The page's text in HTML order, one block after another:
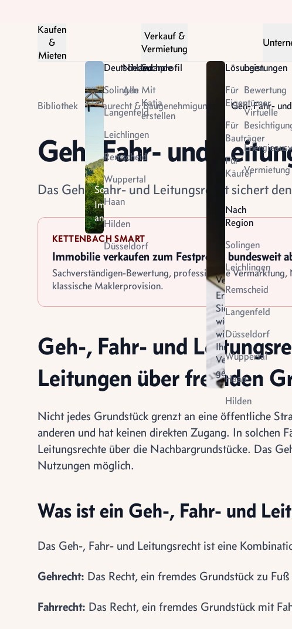
Kaufen
&
Mieten
Solingen
Immobilien
ansehen
Niederlande
Das
Land
der
Tulpen
entdecken
Deutschland
Solingen
Langenfeld
Leichlingen
Remscheid
Wuppertal
Haan
Hilden
Düsseldorf
Niederlande
Alle
Suchprofil
Mit
Katja
erstellen
Verkauf &
Vermietung
Verkauf
Erfahren
Sie
wie
wir
Ihren
Verkauf
gestalten
Vermietung
Virtuelle
Besichtigung
Lösungen
Für
Eigentümer
Für
Bauträger
Für
Käufer
Nach
Region
Solingen
Leichlingen
Remscheid
Langenfeld
Düsseldorf
Wuppertal
Haan
Hilden
Leistungen
Bewertung
Virtuelle
Vermietung
Bibliothek Baurecht & Baugenehmigung Geh- Fahr-
Geh- Fahr- und
Das Geh-, Fahr- und Leitungsrecht sichert
KETTENBACH SMART
Immobilie verkaufen zum Festpreis - bundesweit
Sachverständigen-Bewertung, professionelle
klassische Maklerprovision.
Geh-, Fahr- und
Leitungen über fremden
Nicht jedes Grundstück grenzt an eine öffentliche
anderen und hat keinen direkten Zugang. In solchen
Leitungsrechte über die Nachbargrundstücke. Das
Nutzungen möglich.
Was ist ein Geh-, Fahr- und
Das Geh-, Fahr- und Leitungsrecht ist eine
Gehrecht: Das Recht, ein fremdes Grundstück zu
Fahrrecht: Das Recht, ein fremdes Grundstück mit